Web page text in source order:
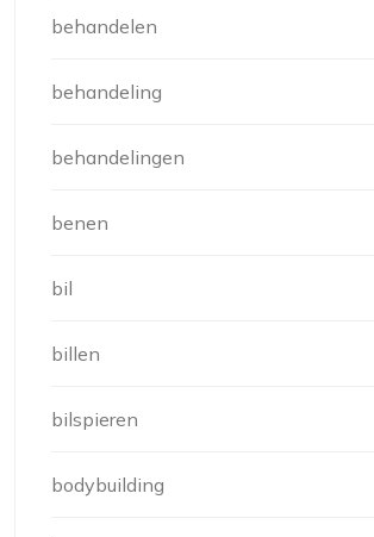
behandelen
behandeling
behandelingen
benen
bil
billen
bilspieren
bodybuilding